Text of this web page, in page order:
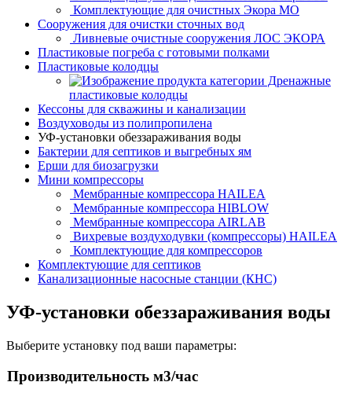
Комплектующие для очистных Экора МО
Сооружения для очистки сточных вод
Ливневые очистные сооружения ЛОС ЭКОРА
Пластиковые погреба с готовыми полками
Пластиковые колодцы
Дренажные
пластиковые колодцы
Кессоны для скважины и канализации
Воздуховоды из полипропилена
УФ-установки обеззараживания воды
Бактерии для септиков и выгребных ям
Ерши для биозагрузки
Мини компрессоры
Мембранные компрессора HAILEA
Мембранные компрессора HIBLOW
Мембранные компрессора AIRLAB
Вихревые воздуходувки (компрессоры) HAILEA
Комплектующие для компрессоров
Комплектующие для септиков
Канализационные насосные станции (КНС)
УФ-установки обеззараживания воды
Выберите установку под ваши параметры:
Производительность м3/час